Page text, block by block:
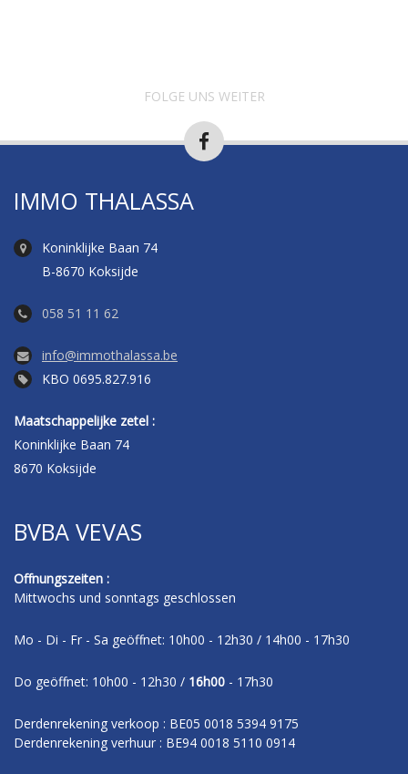
FOLGE UNS WEITER
IMMO THALASSA
Koninklijke Baan 74
B-8670 Koksijde
058 51 11 62
info@immothalassa.be
KBO 0695.827.916
Maatschappelijke zetel :
Koninklijke Baan 74
8670 Koksijde
BVBA VEVAS
Offnungszeiten :
Mittwochs und sonntags geschlossen
Mo - Di - Fr - Sa geöffnet: 10h00 - 12h30 / 14h00 - 17h30
Do geöffnet: 10h00 - 12h30 / 16h00 - 17h30
Derdenrekening verkoop : BE05 0018 5394 9175
Derdenrekening verhuur : BE94 0018 5110 0914